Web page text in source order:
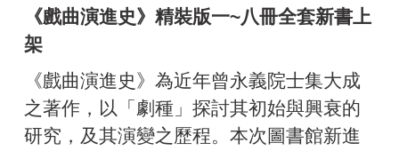
《戲曲演進史》精裝版一~八冊全套新書上
架
《戲曲演進史》為近年曾永義院士集大成
之著作，以「劇種」探討其初始與興衰的
研究，及其演變之歷程。本次圖書館新進